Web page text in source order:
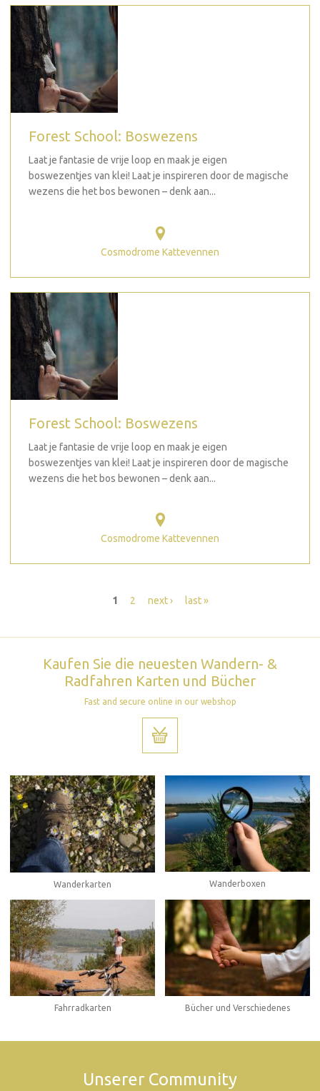
Forest School: Boswezens
Laat je fantasie de vrije loop en maak je eigen
boswezentjes van klei! Laat je inspireren door de magische
wezens die het bos bewonen – denk aan...
Cosmodrome Kattevennen
Forest School: Boswezens
Laat je fantasie de vrije loop en maak je eigen
boswezentjes van klei! Laat je inspireren door de magische
wezens die het bos bewonen – denk aan...
Cosmodrome Kattevennen
1 2 next › last »
Kaufen Sie die neuesten Wandern- &
Radfahren Karten und Bücher
Fast and secure online in our webshop
Wanderkarten Wanderboxen
Fahrradkarten Bücher und Verschiedenes
Unserer Community